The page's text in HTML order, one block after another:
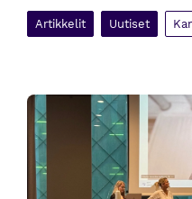
Artikkelit Uutiset
Pohjoismaiden uudet